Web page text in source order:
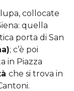
collocate
quella
porta di San
; c’è poi
in Piazza
che si trova in